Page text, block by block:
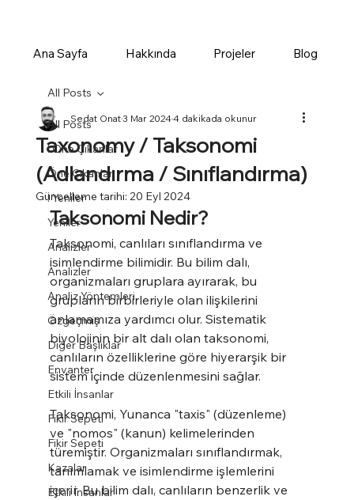
Ana Sayfa Hakkında Projeler Blog
All Posts
! Öne Çıkanlar
Öne Çıkanlar
! Yeniler
Yeniler
Analizler
Analizler
Analiz Yöntemleri
Özgeçmiş
Diğer Başlıklar
Envanter
Etkili İnsanlar
Fikir Sepeti
Fikir Sepeti
Kazalar
Etkili İnsanlar
All Posts
Taxonomy / Taksonomi
(Adlandırma / Sınıflandırma)
Sedat Onat3 Mar 20244 dakikada okunur
Güncelleme tarihi: 20 Eyl 2024
Taksonomi Nedir?
Taksonomi, canlıları sınıflandırma ve
isimlendirme bilimidir. Bu bilim dalı,
organizmaları gruplara ayırarak, bu
grupların birbirleriyle olan ilişkilerini
anlamamıza yardımcı olur. Sistematik
biyolojinin bir alt dalı olan taksonomi,
canlıların özelliklerine göre hiyerarşik bir
sistem içinde düzenlenmesini sağlar.
Taksonomi, Yunanca "taxis" (düzenleme)
ve "nomos" (kanun) kelimelerinden
türemiştir. Organizmaları sınıflandırmak,
tanımlamak ve isimlendirme işlemlerini
içerir. Bu bilim dalı, canlıların benzerlik ve